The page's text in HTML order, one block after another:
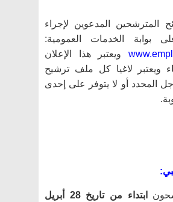
المترشحين المدعوين لإجراء
على بوابة الخدمات العمومية:
ويعتبر هذا الإعلان
ويعتبر لاغيا كل ملف ترشيح
المحدد أو لا يتوفر على إحدى
ابتداء من تاريخ 28 أبريل